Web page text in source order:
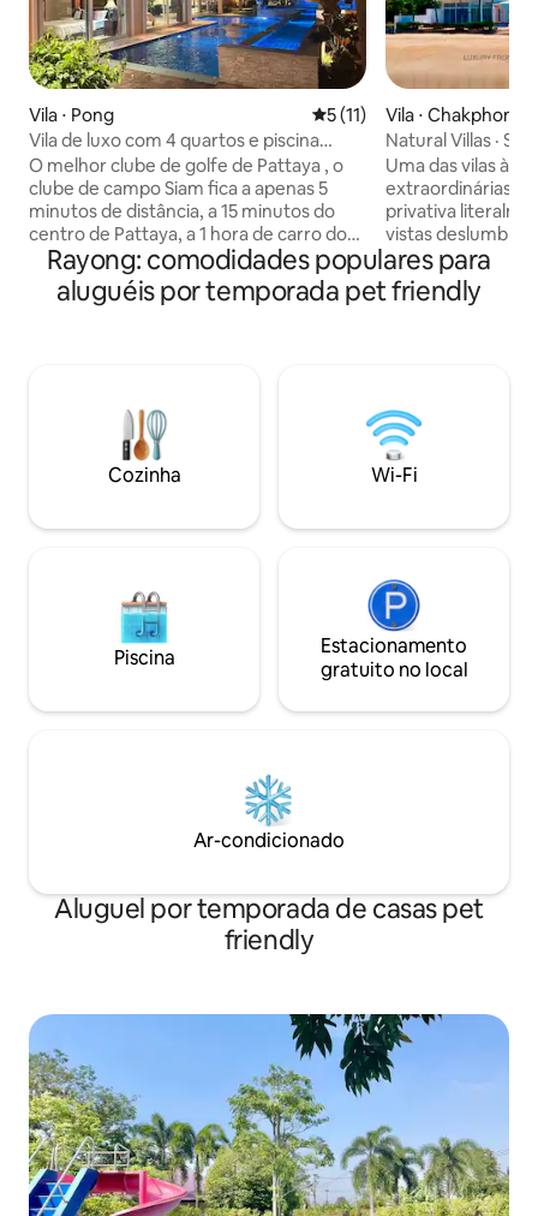
Vila ⋅ Pong 5 de uma avaliação média
5 (11)
Vila de luxo com 4 quartos e piscina
perto do Siam Country Club
O melhor clube de golfe de Pattaya , o
clube de campo Siam fica a apenas 5
minutos de distância, a 15 minutos do
centro de Pattaya, a 1 hora de carro do
Peir para a ilha de Samet, a 5 minutos do
parque público perto do lago
Mabprachan, tranquilo e privado em
executiva,totalmente equipada, serviço
de limpeza diário incluía lavanderia,café,
chá, geleia, toase, água de 6 litros,para
serviços de assistente pessoal de
Vila ⋅ Chakphong
Natural Villas ·
beira-mar 4
Uma das vilas à
extraordinárias
privativa
vistas
animais de
Uma magnífica
mar não é um
livremente na
lugar que fica na
depois de você ir
horas de
Rayong: comodidades populares para
aluguéis por temporada pet friendly
Cozinha Wi-Fi
Piscina
Estacionamento
gratuito no local
Ar-condicionado
Aluguel por temporada de casas pet
friendly